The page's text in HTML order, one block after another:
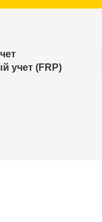
учет (FRP)